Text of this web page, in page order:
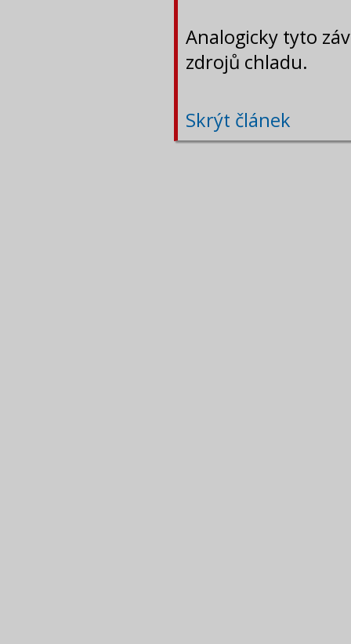
Analogicky tyto
zdrojů chladu.
Skrýt článek